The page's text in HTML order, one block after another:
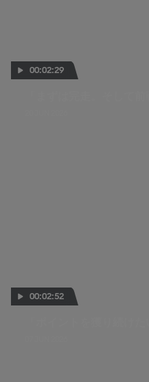
00:02:29
00:02:52